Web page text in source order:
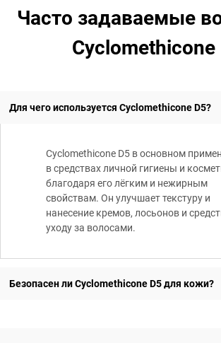
Часто задаваемые
Cyclomethicone
Для чего используется Cyclomethicone D5?
Cyclomethicone D5 в основном
в средствах личной гигиены и
благодаря его лёгким и нежирным
свойствам. Он улучшает текстуру и
нанесение кремов, лосьонов и
уходу за волосами.
Безопасен ли Cyclomethicone D5 для кожи?